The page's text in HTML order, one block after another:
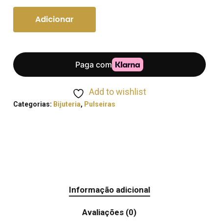
Adicionar
Add to wishlist
Categorias: Bijuteria, Pulseiras
Informação adicional
Avaliações (0)